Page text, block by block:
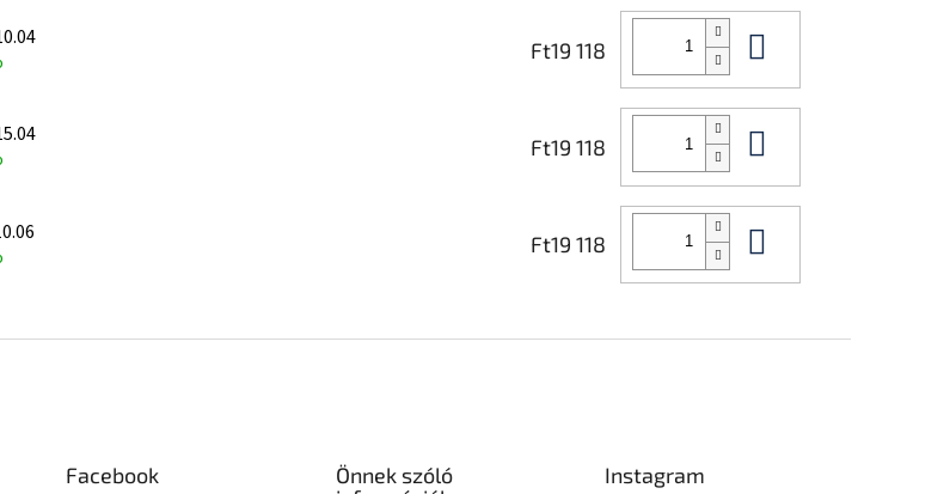
Ft19 118
Ft19 118
Ft19 118
Facebook
Önnek szóló
Instagram